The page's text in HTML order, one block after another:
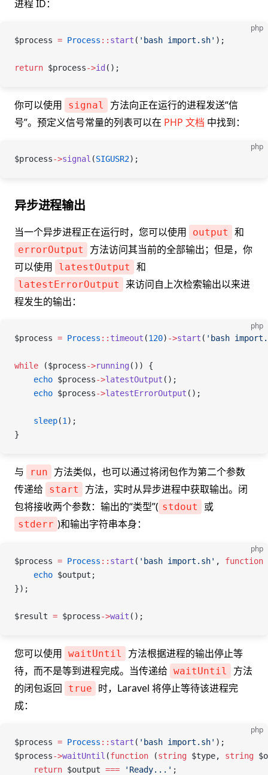
进程 ID：
php
$process = Process :: start ( 'bash import.sh' );
return $process->id ();
你可以使用 signal
方法向正在运行的进程发送“信
号”。预定义信号常量的列表可以在 PHP 文档 中找到：
php
$process->signal (SIGUSR2);
异步进程输出
当一个异步进程正在运行时，您可以使用 output 和
errorOutput
方法访问其当前的全部输出；但是，你
可以使用
latestOutput 和
latestErrorOutput
来访问自上次检索输出以来进
程发生的输出：
php
$process = Process :: timeout (120) ->start ( 'bash
while ($process->running ()) {
    echo
$process->latestOutput ();
    echo
$process->latestErrorOutput ();
    sleep
(1 );
}
与 run
方法类似，也可以通过将闭包作为第二个参数
传递给
start
方法，实时从异步进程中获取输出。闭
包将接收两个参数：输出的“类型”( stdout 或
stderr )和输出字符串本身：
php
$process = Process :: start ( 'bash import.sh' , function
    echo
$output ;
});
$result = $process->wait ();
您可以使用 waitUntil
方法根据进程的输出停止等
待，而不是等到进程完成。当传递给 waitUntil
方法
的闭包返回
true
时，Laravel 将停止等待该进程完
成：
php
$process = Process :: start ( 'bash import.sh' );
$process->waitUntil (function (string $type, string
    return
$output === 'Ready...' ;